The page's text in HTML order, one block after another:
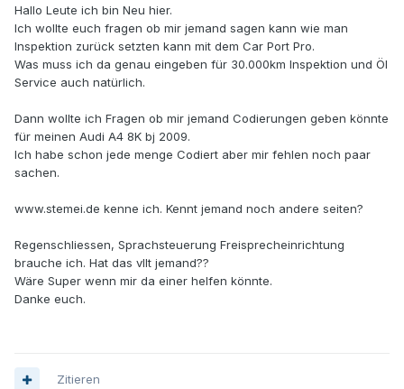
Hallo Leute ich bin Neu hier.
Ich wollte euch fragen ob mir jemand sagen kann wie man
Inspektion zurück setzten kann mit dem Car Port Pro.
Was muss ich da genau eingeben für 30.000km Inspektion und Öl
Service auch natürlich.
Dann wollte ich Fragen ob mir jemand Codierungen geben könnte
für meinen Audi A4 8K bj 2009.
Ich habe schon jede menge Codiert aber mir fehlen noch paar
sachen.
www.stemei.de kenne ich. Kennt jemand noch andere seiten?
Regenschliessen, Sprachsteuerung Freisprecheinrichtung
brauche ich. Hat das vllt jemand??
Wäre Super wenn mir da einer helfen könnte.
Danke euch.
Zitieren